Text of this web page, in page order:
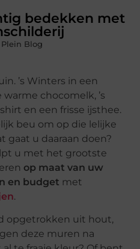
bedekken met
Blog
’s Winters in een
chocomelk, ’s
en een frisse ijsthee.
beu om op die lelijke
gaat u daaraan doen?
u met het grootste
op maat van uw
en budget met
.
opgetrokken uit hout,
deze muren na